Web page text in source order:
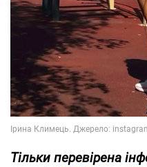
Тільки перевірена